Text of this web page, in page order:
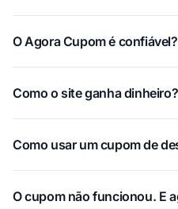
O Agora Cupom é confiável?
Como o site ganha dinheiro?
Como usar um cupom de
O cupom não funcionou. E